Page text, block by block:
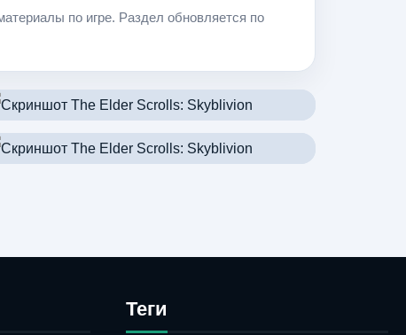
по игре. Раздел обновляется по
Теги